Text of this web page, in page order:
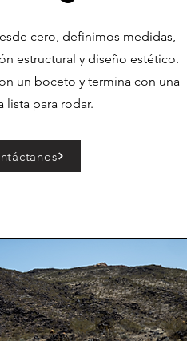
cero, definimos medidas,
estructural y diseño estético.
un boceto y termina con una
lista para rodar.